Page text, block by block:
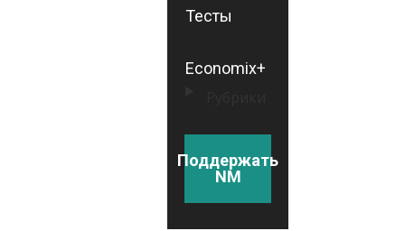
Тесты
Economix+
Поддержать
NM